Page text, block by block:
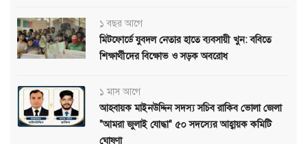
১ বছর আগে
মিটফোর্ডে যুবদল নেতার হাতে ব্যবসায়ী খুন: ববিতে
শিক্ষার্থীদের বিক্ষোভ ও সড়ক অবরোধ
১ মাস আগে
আহবায়ক মাইনউদ্দিন সদস্য সচিব রাকিব ভোলা জেলা
"আমরা জুলাই যোদ্ধা" ৫০ সদস্যের আহ্বায়ক কমিটি
ঘোষণা